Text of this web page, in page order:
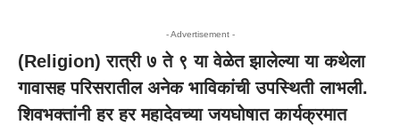
- Advertisement -
(Religion) रात्री ७ ते ९ या वेळेत झालेल्या या कथेला
गावासह परिसरातील अनेक भाविकांची उपस्थिती लाभली.
शिवभक्तांनी हर हर महादेवच्या जयघोषात कार्यक्रमात